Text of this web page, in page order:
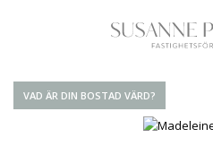
VAD ÄR DIN BOSTAD VÄRD?